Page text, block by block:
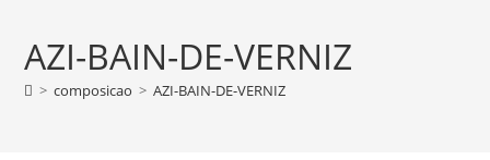
AZI-BAIN-DE-VERNIZ
> composicao > AZI-BAIN-DE-VERNIZ